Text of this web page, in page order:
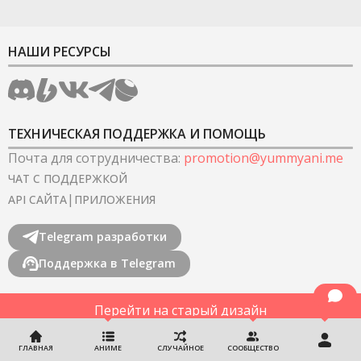
ГЛАВНАЯ АНИМЕ СЛУЧАЙНОЕ СООБЩЕСТВО
НАШИ РЕСУРСЫ
ТЕХНИЧЕСКАЯ ПОДДЕРЖКА И ПОМОЩЬ
Почта для сотрудничества: promotion@yummyani.me
ЧАТ С ПОДДЕРЖКОЙ
API САЙТА| ПРИЛОЖЕНИЯ
Telegram разработки
Поддержка в Telegram
Перейти на старый дизайн
©2022-2026YummyAnime.Все права защищены